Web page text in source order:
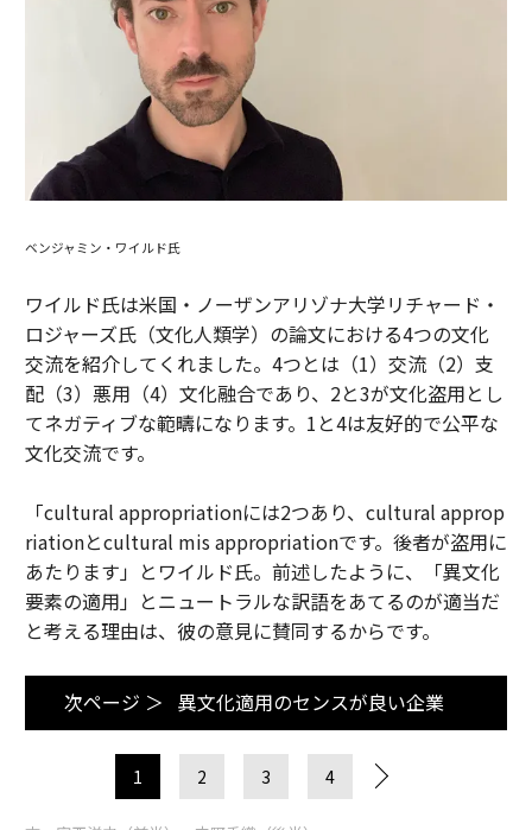
ベンジャミン・ワイルド氏
ワイルド氏は米国・ノーザンアリゾナ大学リチャード・
ロジャーズ氏（文化人類学）の論文における4つの文化
交流を紹介してくれました。4つとは（1）交流（2）支
配（3）悪用（4）文化融合であり、2と3が文化盗用とし
てネガティブな範疇になります。1と4は友好的で公平な
文化交流です。
「cultural appropriationには2つあり、cultural approp
riationとcultural mis appropriationです。後者が盗用に
あたります」とワイルド氏。前述したように、「異文化
要素の適用」とニュートラルな訳語をあてるのが適当だ
と考える理由は、彼の意見に賛同するからです。
次ページ ＞ 異文化適用のセンスが良い企業
1 2 3 4